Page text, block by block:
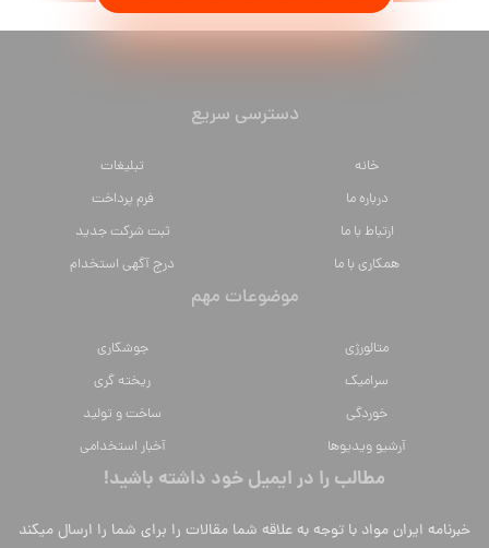
دسترسی سریع
خانه
تبلیغات
درباره ما
فرم پرداخت
ارتباط با ما
ثبت شرکت جدید
همکاری با ما
درج آگهی استخدام
موضوعات مهم
متالورژي
جوشکاری
سراميك
ریخته گری
خوردگی
ساخت و تولید
آرشیو ویدیوها
آخبار استخدامی
مطالب را در ایمیل خود داشته باشید!
خبرنامه ایران مواد با توجه به علاقه شما مقالات را برای شما را ارسال میکند